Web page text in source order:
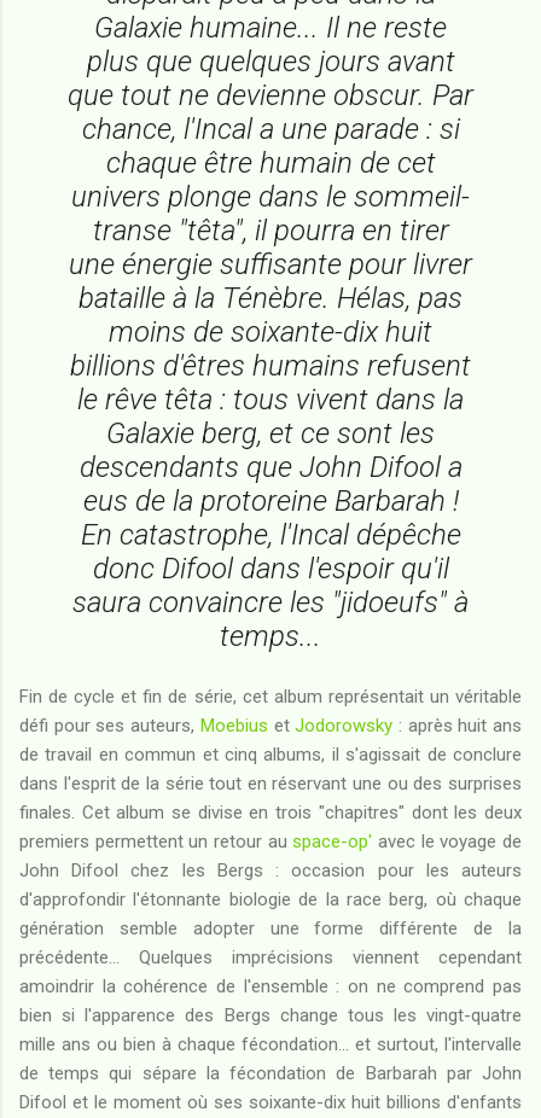
Galaxie humaine... Il ne reste
plus que quelques jours avant
que tout ne devienne obscur. Par
chance, l'Incal a une parade : si
chaque être humain de cet
univers plonge dans le sommeil-
transe "têta", il pourra en tirer
une énergie suffisante pour livrer
bataille à la Ténèbre. Hélas, pas
moins de soixante-dix huit
billions d'êtres humains refusent
le rêve têta : tous vivent dans la
Galaxie berg, et ce sont les
descendants que John Difool a
eus de la protoreine Barbarah !
En catastrophe, l'Incal dépêche
donc Difool dans l'espoir qu'il
saura convaincre les "jidoeufs" à
temps...
Fin de cycle et fin de série, cet album représentait un véritable
défi pour ses auteurs, Moebius etJodorowsky : après huit ans
de travail en commun et cinq albums, il s'agissait de conclure
dans l'esprit de la série tout en réservant une ou des surprises
finales. Cet album se divise en trois "chapitres" dont les deux
premiers permettent un retour auspace-op' avec le voyage de
John Difool chez les Bergs : occasion pour les auteurs
d'approfondir l'étonnante biologie de la race berg, où chaque
génération semble adopter une forme différente de la
précédente... Quelques imprécisions viennent cependant
amoindrir la cohérence de l'ensemble : on ne comprend pas
bien si l'apparence des Bergs change tous les vingt-quatre
mille ans ou bien à chaque fécondation... et surtout, l'intervalle
de temps qui sépare la fécondation de Barbarah par John
Difool et le moment où ses soixante-dix huit billions d'enfants